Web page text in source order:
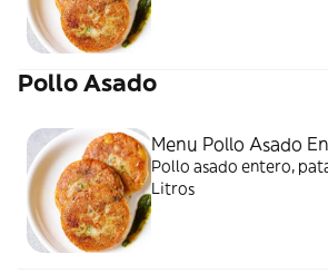
Pollo Asado
Menu Pollo Asado
Pollo asado entero,
Litros